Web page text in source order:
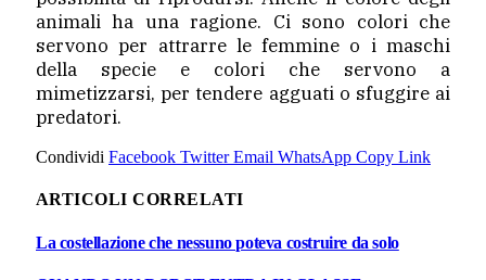
animali ha una ragione. Ci sono colori che
servono per attrarre le femmine o i maschi
della specie e colori che servono a
mimetizzarsi, per tendere agguati o sfuggire ai
predatori.
Condividi Facebook Twitter Email WhatsApp Copy Link
ARTICOLI CORRELATI
La costellazione che nessuno poteva costruire da solo